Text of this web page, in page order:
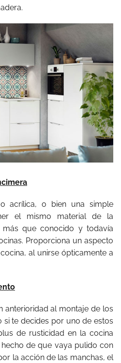
acrílica, o bien una simple
el mismo material de la
que conocido y todavía
Proporciona un aspecto
al unirse ópticamente a
anterioridad al montaje de los
si te decides por uno de estos
de rusticidad en la cocina
de que vaya pulido con
la acción de las manchas, el